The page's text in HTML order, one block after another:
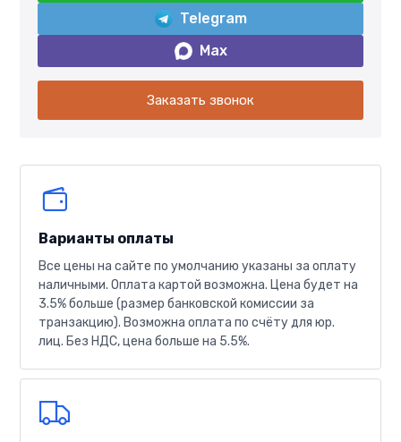
Telegram
Max
Заказать звонок
Варианты оплаты
Все цены на сайте по умолчанию указаны за оплату
наличными. Оплата картой возможна. Цена будет на
3.5% больше (размер банковской комиссии за
транзакцию). Возможна оплата по счёту для юр.
лиц. Без НДС, цена больше на 5.5%.